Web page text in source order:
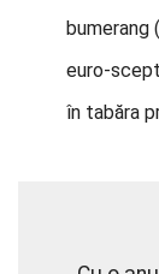
bumerang (
euro-
în tabăra